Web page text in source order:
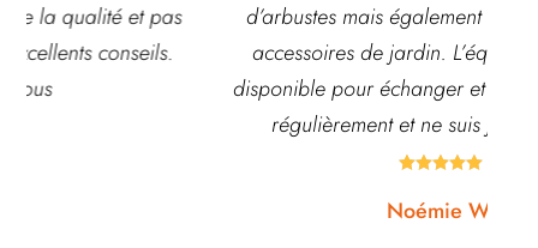
d’arbustes mais également de pots ou autre
accessoires de jardin. L’équipe est souvent
disponible pour échanger et conseiller. J’y vais
régulièrement et ne suis jamais déçue.